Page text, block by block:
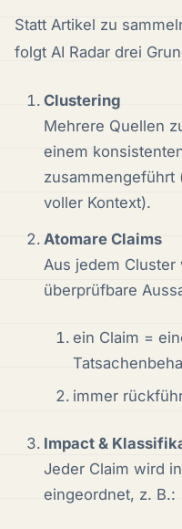
Statt Artikel zu
folgt AI Radar drei
Clustering
Mehrere Quellen
einem
zusammengeführt
voller Kontext).
Atomare Claims
Aus jedem
überprüfbare
ein Claim =
immer
Impact &
Jeder Claim wird
eingeordnet, z. B.: